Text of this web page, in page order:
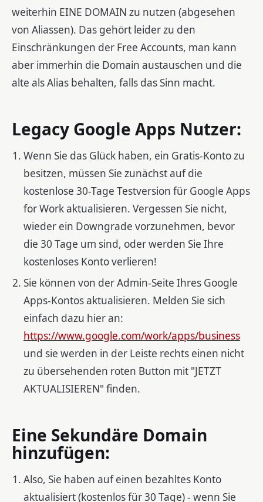
weiterhin EINE DOMAIN zu nutzen (abgesehen
von Aliassen). Das gehört leider zu den
Einschränkungen der Free Accounts, man kann
aber immerhin die Domain austauschen und die
alte als Alias behalten, falls das Sinn macht.
Legacy Google Apps Nutzer:
Wenn Sie das Glück haben, ein Gratis-Konto zu
besitzen, müssen Sie zunächst auf die
kostenlose 30-Tage Testversion für Google Apps
for Work aktualisieren. Vergessen Sie nicht,
wieder ein Downgrade vorzunehmen, bevor
die 30 Tage um sind, oder werden Sie Ihre
kostenloses Konto verlieren!
Sie können von der Admin-Seite Ihres Google
Apps-Kontos aktualisieren. Melden Sie sich
einfach dazu hier an:
https://www.google.com/work/apps/business
und sie werden in der Leiste rechts einen nicht
zu übersehenden roten Button mit "JETZT
AKTUALISIEREN" finden.
Eine Sekundäre Domain
hinzufügen:
Also, Sie haben auf einen bezahltes Konto
aktualisiert (kostenlos für 30 Tage) - wenn Sie